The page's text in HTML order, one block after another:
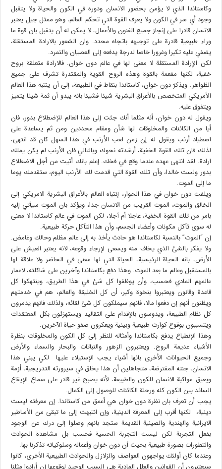
وكاستاندا الذي لا يؤمن بحضور الانسان ودوره في الكون والحياة ولا يتقبل
وجود أي سر في الكون ولا يعرف القوة التي تحكم العالم، وهو ممثل جيل يعتبر
الانسان قادرا على إنجاز جميع الفنون والأعمال، لا يمكن له أن يتقبل بان قوة ما
وراء طبيعية قادرة على توجيهه باتجاه محدد. وان الشعور بالارادة المستقلة،
يضفي عليه تكبرا وغرورا خاصا لدرجة يدفعه إلى العصيان والتمرد.
لكن الإرادة المستقلة لا معنى لها في عالم دون خوان. فالارادة متعلقة بروح
خفية، لكنها مفعمة بالقوة وهذه الروح القوية والمقتدرة تشرف على جميع
الظواهر. ويذكرّ دون خوان، كاستاندا بنقاط في الطبيعة، إلى أن ينتبه هذا العالم
الأمريكي المتخصص بالأعراق البشرية شيئا فشيئا بانه يبدو أن ثمة شيئا يتميز
ويتفوق عليه.
ويقول له دون خوان، أنه مثلما أنك جئت إلى هذا العالم للإضطلاع بدور، فان
أيا من الكائنات والمخلوقات لها شأن ومقام محددين ومن ثم يساعدة على
اصطياد أرنب ويقول له: إن زمن لعب الأرنب في هذا السهل كان قد انتهى،
لذلك فان تلك القوة الخفية، أرشدته نحوك وبالتالي فان الأرنب لم يكن يملك
ارادة. لقد انتهى عهده عندما وقع في فخك. إعلم بانك أتيت من أجل الاضطلاع
بدور ولست خالدا، وأن تلك القوة التي قدمت لك الأرنب اليوم، ستقدمك يوما
ما إلى الموت.
ويلفت دون خوان في هذا الحوار، إنتباه العالم بالأعراق البشرية الامريكي إلى
الخالق والموت، الموت القريب من الانسان جدا، ويؤكد بان الموت سيأتي إليه
بامر من تلك القوة الخفية، عاجلا أم آجلا، لكن الموت في عالم كاستاندا لا معنى
له سوى تآكل مكونات وأعضاء الجسم، وأن هذا التآكل حركة طبيعية.
إن “الموت” بالنسبة لكاستاندا هو حادث يأخذ به إلى عالم مظلم وحالك وغامض.
ولا يفكر بالشئ الذي يخاف منه ويسعى لإرجاء وقوعه، لانه يعتبر العيش على
الأرض، بانه الحياة الرئيسية، الحياة التي لها معنى في الحاضر ولا علاقة لها
بالمستقبل وعالم ما بعد الموت. وهذا دفع بكاستاندا وآخرين على شاكلته، لاعمار
عالمهم المادي فحسب، وأن يوظفوا كل شئ في هذا الطريق، وينتهكوا كل
قاعدة وقانون ويعتبروا بنخوة وكبر، أن كل الخليقة والعالم، هم في خدمتهم
ويظنون أنهم إن دفعوا مالا، فانهم سيملكون كل شئ لقائه، ولذلك فانهم يدمرون
كل نظام الطبيعة، ويدوسون بالإقدام على التقاليد ويستهزئون بكل المعتقدات
ويتسببون بوقوع كوارث طبيعية وبيئية ويعكرون صفو حياة الآخرين.
وهذا الإنطباع يدفع بكاستاندا وأمثاله للنظر إلى كل الكون والمخلوقات بنظرة
الأشياء عديمة الروح. ويعتبرون الزهور والنباتات والبحار والسماء والأرض
وجميع الحيوانات الأخرى بانها أشياء يجب الإستيلاء عليها لكي يبني هذا
الانسان، جنته المفترضة، متجاهلين أن هذا يخلق في سيرورته التدريجية، أزمة
ويعيق مواكبة الانسان للكون والطبيعة، لأنه يصبح غير قادر على سماع الإيقاع
السائد بين الكون كله ورحلة الكائنات للوصول إلى الكمال.
يجب أن تعرف بان نظرة دون خوان هي أعمق من كاستاندا. إن معرفته ليست
دينية، لكنها أقرب إلى المعرفة الدينية، وإن انتبهت إلى ما تبقى من الأساطير
الايرانية والهندية والصينية القديمة ستجد بانهم وصلوا إلى درك عن الوجود
بفعل التجربة لكن ليست التجربة الحسية فحسب بل مشاهدة الحوادث
والتطورات بصورة طبيعية بحيث أن دون خوان وأعماله وسلوكياته تذكرنا بها.
وعندما كان أولئك يواجهون العواصف والزلازل والحوادث الطبيعية الأخرى، كانوا